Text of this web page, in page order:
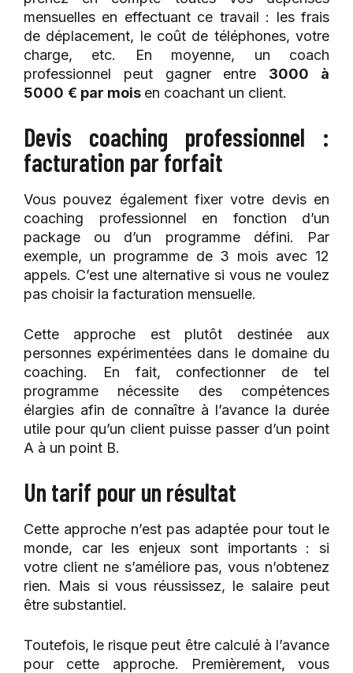
mensuelles en effectuant ce travail : les frais
de déplacement, le coût de téléphones, votre
charge, etc. En moyenne, un coach
professionnel peut gagner entre 3000 à
5000 € par mois en coachant un client.
Devis coaching professionnel :
facturation par forfait
Vous pouvez également fixer votre devis en
coaching professionnel en fonction d’un
package ou d’un programme défini. Par
exemple, un programme de 3 mois avec 12
appels. C’est une alternative si vous ne voulez
pas choisir la facturation mensuelle.
Cette approche est plutôt destinée aux
personnes expérimentées dans le domaine du
coaching. En fait, confectionner de tel
programme nécessite des compétences
élargies afin de connaître à l’avance la durée
utile pour qu’un client puisse passer d’un point
A à un point B.
Un tarif pour un résultat
Cette approche n’est pas adaptée pour tout le
monde, car les enjeux sont importants : si
votre client ne s’améliore pas, vous n’obtenez
rien. Mais si vous réussissez, le salaire peut
être substantiel.
Toutefois, le risque peut être calculé à l’avance
pour cette approche. Premièrement, vous